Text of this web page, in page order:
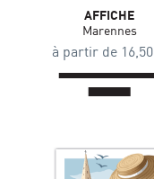
AFFICHE
Marennes
à partir de 16,50